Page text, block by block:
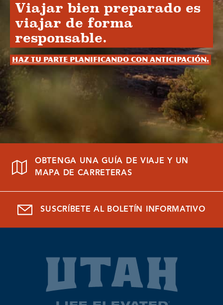
Viajar bien preparado es
viajar de forma
responsable.
Haz tu parte planificando con anticipación.
OBTENGA UNA GUÍA DE VIAJE Y UN
MAPA DE CARRETERAS
SUSCRÍBETE AL BOLETÍN INFORMATIVO